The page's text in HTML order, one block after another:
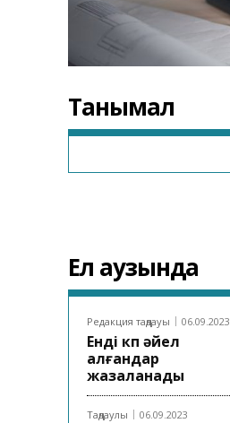
Танымал
Ел аузында
Редакция таңдауы 06.09.2023
Енді көп әйел
алғандар
жазаланады
Таңдаулы 06.09.2023